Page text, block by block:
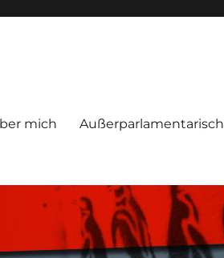
mich Außerparlamentarisch